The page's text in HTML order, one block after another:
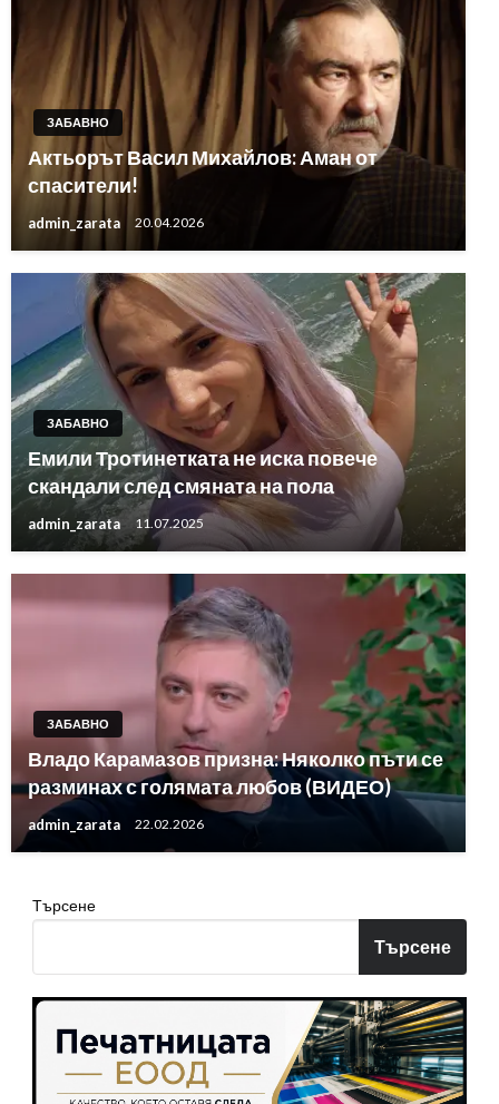
ЗАБАВНО
Актьорът Васил Михайлов: Аман от
спасители!
admin_zarata 20.04.2026
ЗАБАВНО
Емили Тротинетката не иска повече
скандали след смяната на пола
admin_zarata 11.07.2025
ЗАБАВНО
Владо Карамазов призна: Няколко пъти се
разминах с голямата любов (ВИДЕО)
admin_zarata 22.02.2026
Търсене
Търсене